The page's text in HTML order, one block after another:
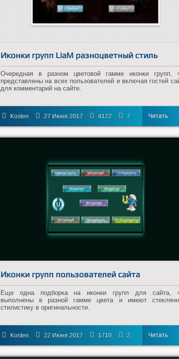
Иконки групп LiaM разноцветный стиль
Очередная в разном цветовой гамме иконки групп,
представлены на всех пользователей и включая гостей
для комментарий на сайте.
Kosten 27 Июня 2017 4122 7 Читать
далее
Иконки групп пользователей сайта
Еще одна подборка на иконки групп для сайта,
выполнены в разной гамме цвета и имеют
стилистику в оригинальности.
Kosten 22 Июня 2017 1710 2 Читать
далее